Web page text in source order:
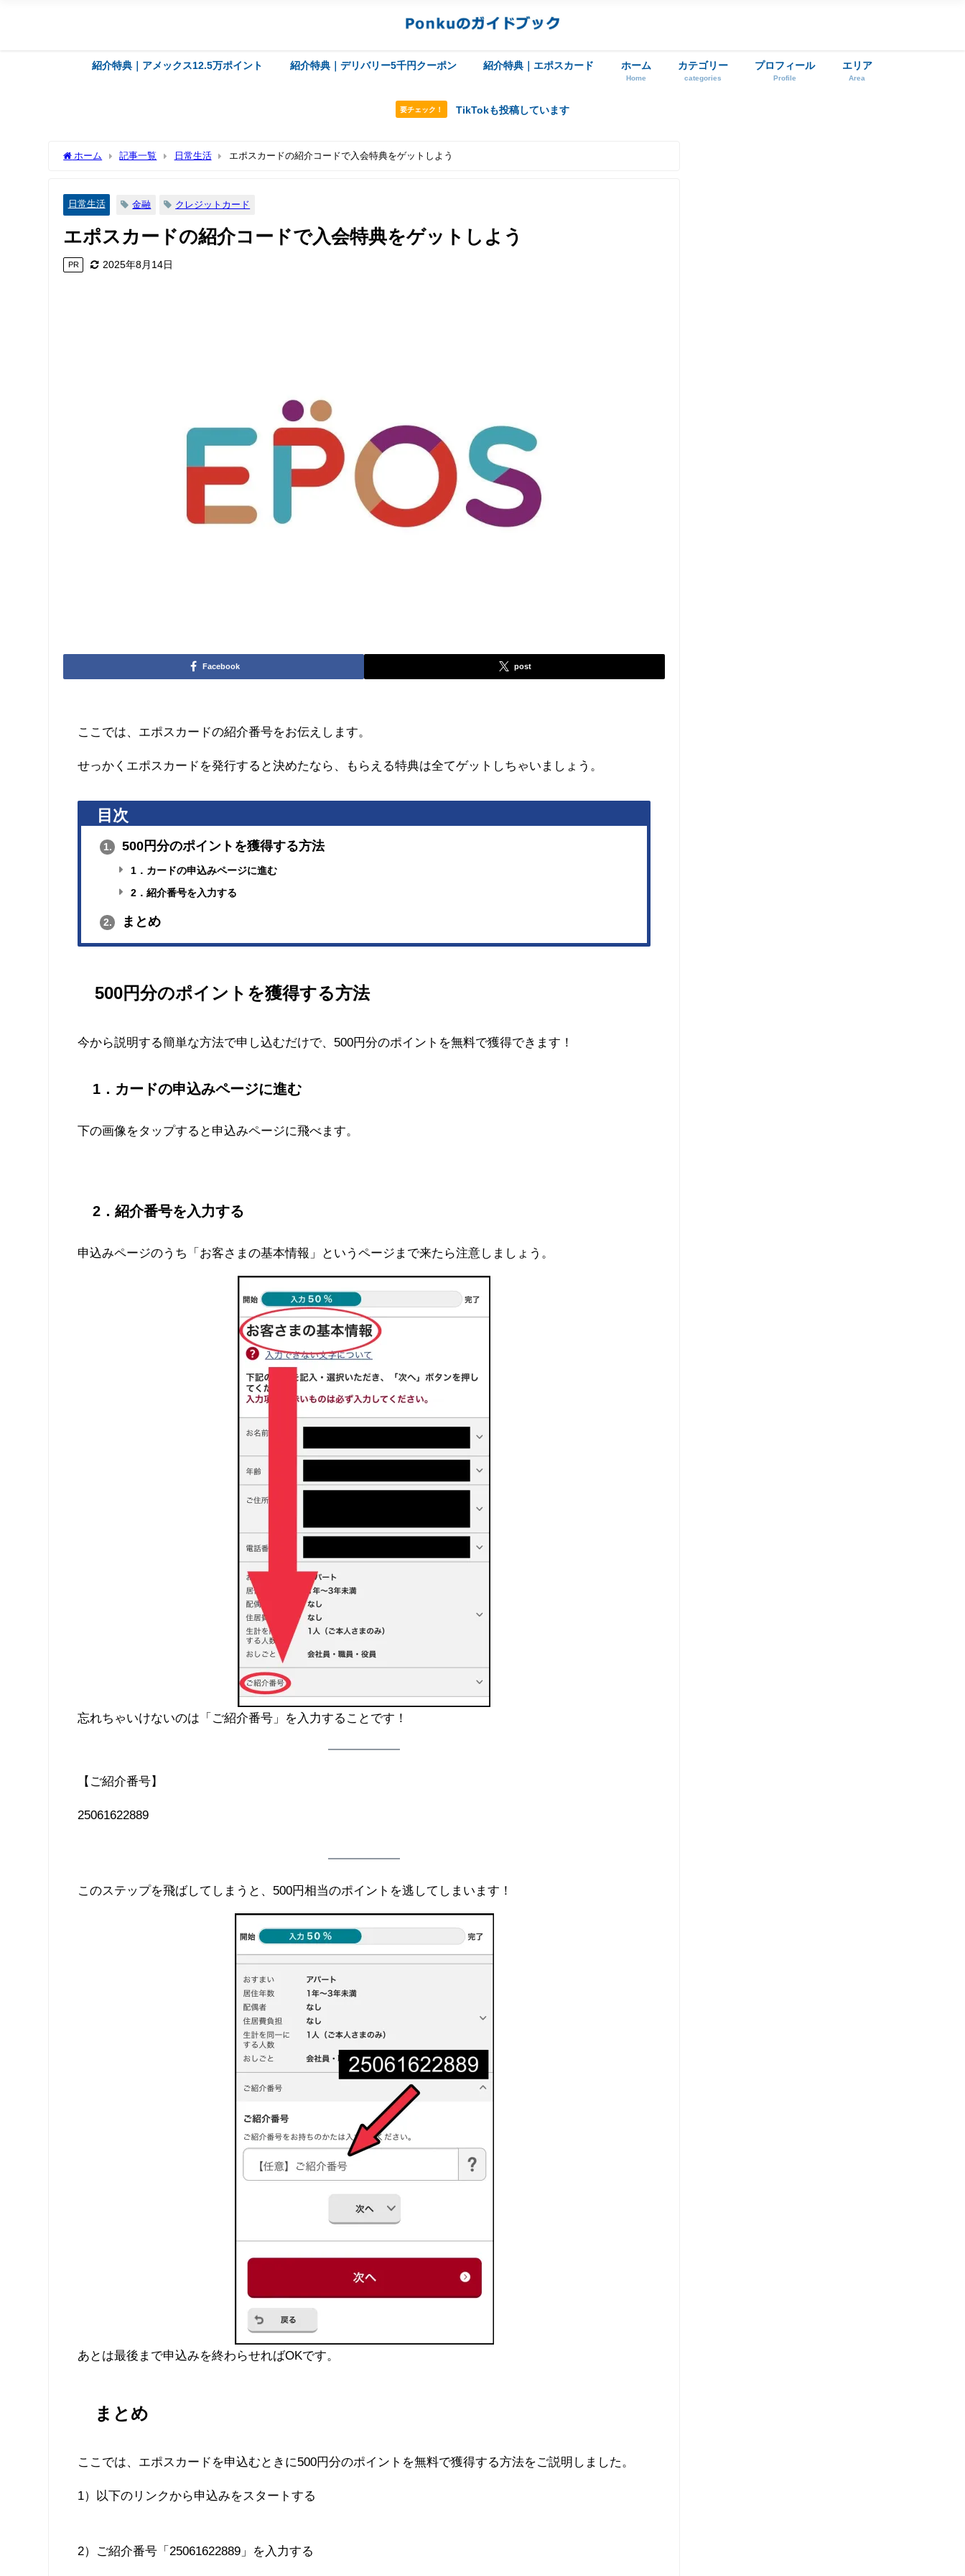
紹介特典｜アメックス12.5万ポイント 紹介特典｜デリバリー5千円クーポン 紹介特典｜エポスカード ホーム
Home
カテゴリー
categories
プロフィール
Profile
エリア
Area
要チェック！ TikTokも投稿しています
ホーム 記事一覧 日常生活 エポスカードの紹介コードで入会特典をゲットしよう
日常生活 金融 クレジットカード
エポスカードの紹介コードで入会特典をゲットしよう
PR 2025年8月14日
Facebook post
ここでは、エポスカードの紹介番号をお伝えします。
せっかくエポスカードを発行すると決めたなら、もらえる特典は全てゲットしちゃいましょう。
目次
1. 500円分のポイントを獲得する方法
1．カードの申込みページに進む
2．紹介番号を入力する
2. まとめ
500円分のポイントを獲得する方法
今から説明する簡単な方法で申し込むだけで、500円分のポイントを無料で獲得できます！
1．カードの申込みページに進む
下の画像をタップすると申込みページに飛べます。
2．紹介番号を入力する
申込みページのうち「お客さまの基本情報」というページまで来たら注意しましょう。
忘れちゃいけないのは「ご紹介番号」を入力することです！
【ご紹介番号】
25061622889
このステップを飛ばしてしまうと、500円相当のポイントを逃してしまいます！
あとは最後まで申込みを終わらせればOKです。
まとめ
ここでは、エポスカードを申込むときに500円分のポイントを無料で獲得する方法をご説明しました。
1）以下のリンクから申込みをスタートする
2）ご紹介番号「25061622889」を入力する